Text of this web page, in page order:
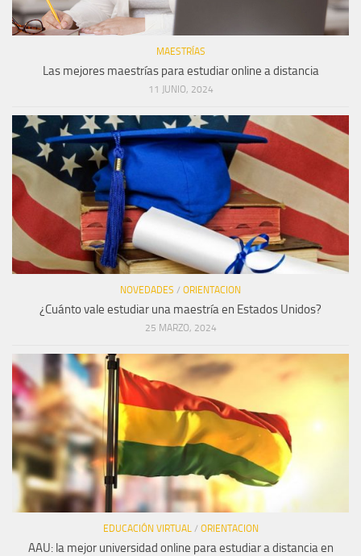
MAESTRÍAS
Las mejores maestrías para estudiar online a distancia
11 JUNIO, 2024
NOVEDADES / ORIENTACION
¿Cuánto vale estudiar una maestría en Estados Unidos?
25 MARZO, 2024
EDUCACIÓN VIRTUAL/ ORIENTACION
AAU: la mejor universidad online para estudiar a distancia en